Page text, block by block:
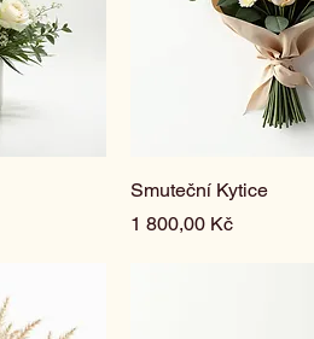
Smuteční Kytice
Cena
1 800,00 Kč